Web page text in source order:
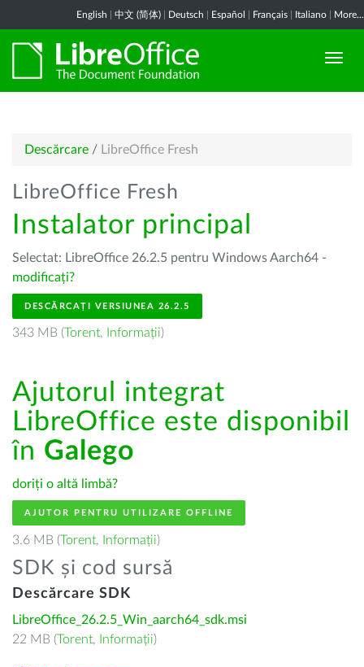
English 中文 (简体) Deutsch Español Français Italiano More...
Descărcare / LibreOffice Fresh
LibreOffice Fresh
Instalator principal
Selectat: LibreOffice 26.2.5 pentru Windows Aarch64 -
modificați?
DESCĂRCAȚI VERSIUNEA 26.2.5
343 MB (Torent, Informații)
Ajutorul integrat
LibreOffice este disponibil
în Galego
doriți o altă limbă?
AJUTOR PENTRU UTILIZARE OFFLINE
3.6 MB (Torent, Informații)
SDK și cod sursă
Descărcare SDK
LibreOffice_26.2.5_Win_aarch64_sdk.msi
22 MB (Torent, Informații)